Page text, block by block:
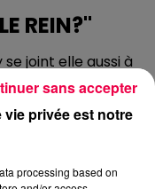
REIN?"
se joint elle aussi à
et propose une
au dépistage
Il est intitulé "Qui
privée est notre
processing based on
sans accepter